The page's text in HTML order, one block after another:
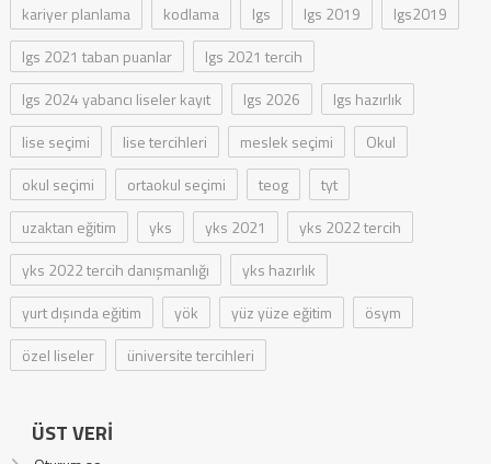
kariyer planlama
kodlama lgs lgs 2019
lgs2019
lgs 2021 taban puanlar
lgs 2021 tercih
lgs 2024 yabancı liseler kayıt
lgs 2026
lgs hazırlık
lise seçimi
lise tercihleri meslek seçimi
Okul
okul seçimi
ortaokul seçimi teog
tyt
uzaktan eğitim
yks yks 2021
yks 2022 tercih
yks 2022 tercih danışmanlığı
yks hazırlık
yurt dışında eğitim
yök yüz yüze eğitim
ösym
özel liseler
üniversite tercihleri
ÜST VERI